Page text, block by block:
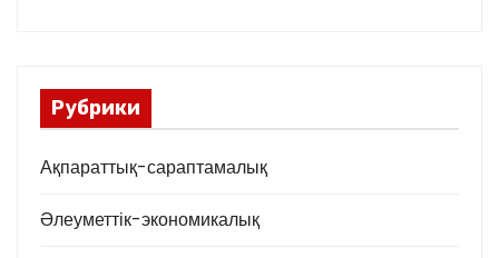
Рубрики
Ақпараттық-сараптамалық
Әлеуметтік-экономикалық